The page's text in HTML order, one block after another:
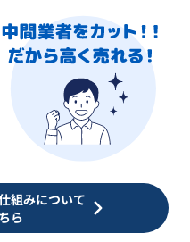
組みについて
ら